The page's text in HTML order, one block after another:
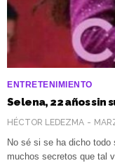
ENTRETENIMIENTO
Selena, 22 años sin
HÉCTOR LEDEZMA
No sé si se ha dicho todo
muchos secretos que tal